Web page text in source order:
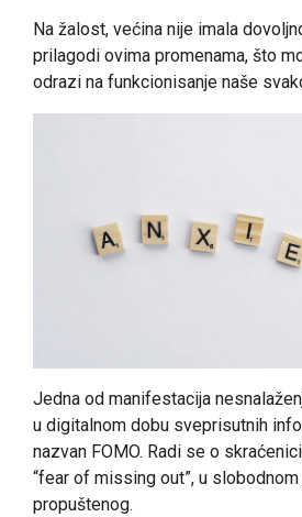
Na žalost, većina nije imala
prilagodi ovima promenama, što
odrazi na funkcionisanje naše
Jedna od manifestacija
u digitalnom dobu sveprisutnih
nazvan FOMO. Radi se o
“fear of missing out”, u
propuštenog.